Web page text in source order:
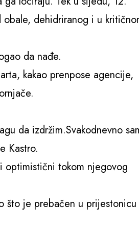
obale, dehidriranog i u
da nađe.
kakao prenpose agencije,
da izdržim.Svakodnevno
Kastro.
optimistični tokom njegovog
što je prebačen u prijestonicu